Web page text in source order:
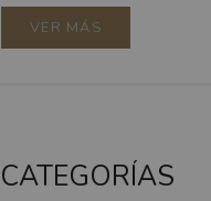
VER MÁS
CATEGORÍAS